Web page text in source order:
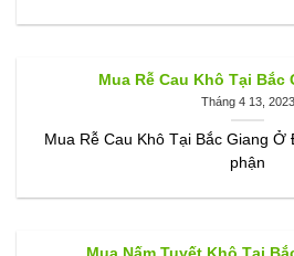
Mua Rễ Cau Khô Tại Bắc
Tháng 4 13, 2023
Mua Rễ Cau Khô Tại Bắc Giang
phận